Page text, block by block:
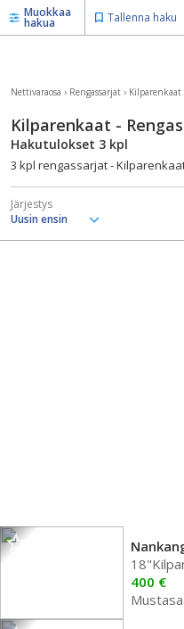
Muokkaa
hakua Tallenna haku
Nettivaraosa › Rengassarjat › Kilparenkaat
Kilparenkaat -
Hakutulokset 3 kpl
3 kpl rengassarjat -
Järjestys
400 €